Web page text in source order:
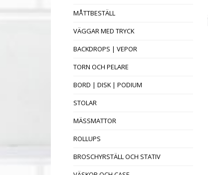
MÅTTBESTÄLL
VÄGGAR MED TRYCK
BACKDROPS | VEPOR
TORN OCH PELARE
BORD | DISK | PODIUM
STOLAR
MÄSSMATTOR
ROLLUPS
BROSCHYRSTÄLL OCH STATIV